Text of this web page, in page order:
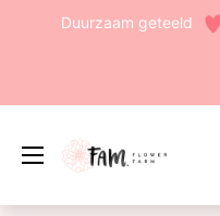
Duurzaam geteeld
Edit widget